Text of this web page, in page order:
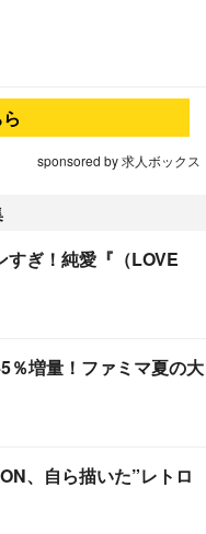
sponsored by 求人ボックス
すぎ！純愛『（LOVE
％増量！ファミマ夏の大
、自ら描いた”レトロ